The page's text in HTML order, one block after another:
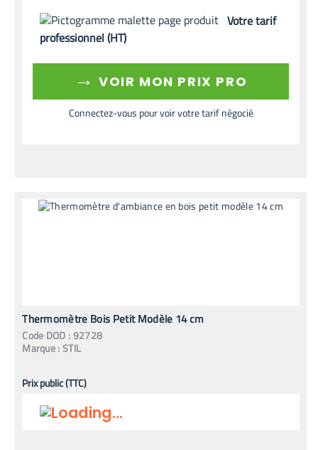
Votre tarif
professionnel (HT)
→ VOIR MON PRIX PRO
Connectez-vous pour voir votre tarif négocié
Thermomètre Bois Petit Modèle 14 cm
Code DOD :92728
Marque :STIL
Prix public (TTC)